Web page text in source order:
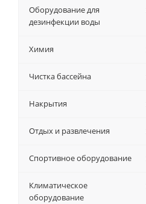
Оборудование для
дезинфекции воды
Химия
Чистка бассейна
Накрытия
Отдых и развлечения
Спортивное оборудование
Климатическое
оборудование